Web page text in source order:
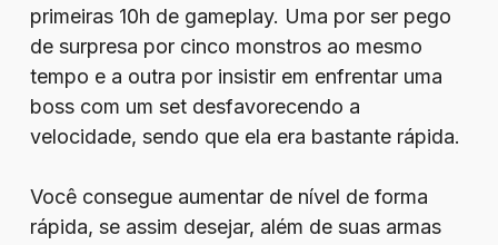
primeiras 10h de gameplay. Uma por ser pego
de surpresa por cinco monstros ao mesmo
tempo e a outra por insistir em enfrentar uma
boss com um set desfavorecendo a
velocidade, sendo que ela era bastante rápida.
Você consegue aumentar de nível de forma
rápida, se assim desejar, além de suas armas